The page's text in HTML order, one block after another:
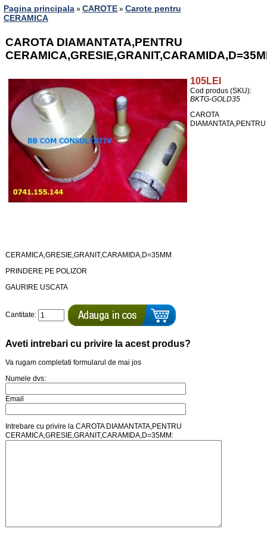
Pagina principala » CAROTE » Carote pentru
CERAMICA
CAROTA DIAMANTATA,PENTRU
105LEI
Cod produs (SKU):
BKTG-GOLD35
CAROTA
DIAMANTATA,PENTRU
CERAMICA,GRESIE,GRANIT,CARAMIDA,D=35MM
PRINDERE PE POLIZOR
GAURIRE USCATA
Cantitate:
Aveti intrebari cu privire la acest produs?
Va rugam completati formularul de mai jos
Numele dvs:
Email
Intrebare cu privire la CAROTA DIAMANTATA,PENTRU
CERAMICA,GRESIE,GRANIT,CARAMIDA,D=35MM: